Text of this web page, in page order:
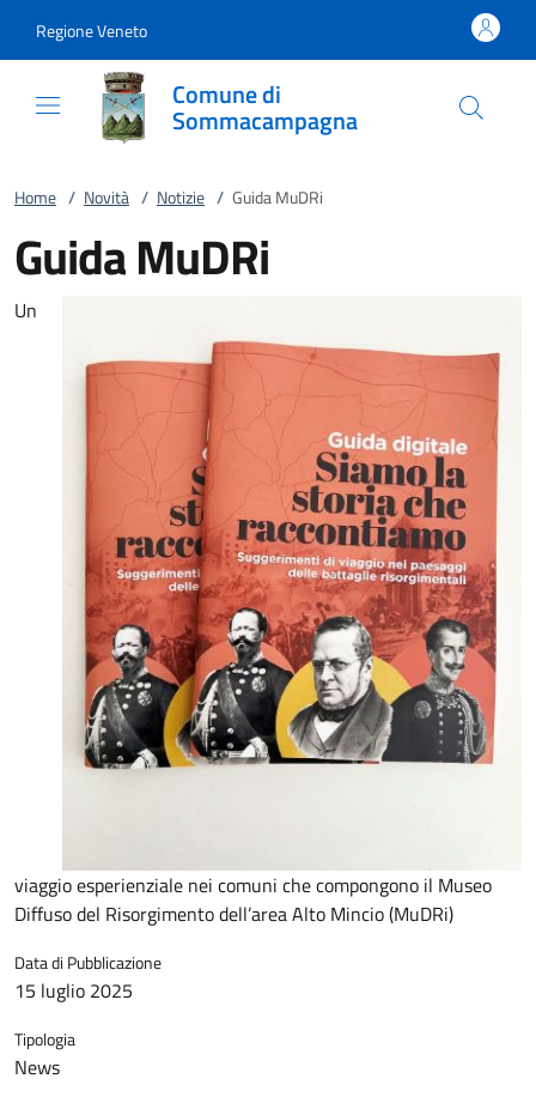
Regione Veneto
Comune di
Sommacampagna
Home / Novità / Notizie / Guida MuDRi
Guida MuDRi
Un
viaggio esperienziale nei comuni che compongono il Museo
Diffuso del Risorgimento dell’area Alto Mincio (MuDRi)
Data di Pubblicazione
15 luglio 2025
Tipologia
News